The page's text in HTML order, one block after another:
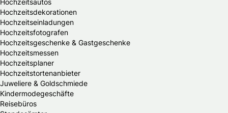
Hochzeitsdekorationen
Hochzeitseinladungen
Hochzeitsfotografen
Hochzeitsgeschenke & Gastgeschenke
Hochzeitsmessen
Hochzeitsplaner
Hochzeitstortenanbieter
Juweliere & Goldschmiede
Kindermodegeschäfte
Reisebüros